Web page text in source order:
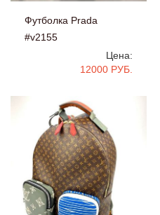
Футболка Prada
#v2155
Цена:
12000 РУБ.